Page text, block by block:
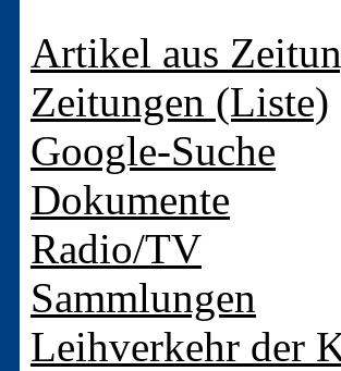
Artikel aus
Zeitungen (Liste)
Google-Suche
Dokumente
Radio/TV
Sammlungen
Leihverkehr der